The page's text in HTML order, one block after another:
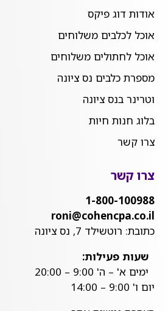
אודות דוג פיקס
אוכל לכלבים משלוחים
אוכל לחתולים משלוחים
מספרת כלבים נס ציונה
וטרינר בנס ציונה
בלוג חנות חיות
צרו קשר
צרו קשר
1-800-100988
roni@cohencpa.co.il
כתובת: רוטשילד 7, נס ציונה
שעות פעילות:
ימים א' – ה' 9:00 – 20:00
יום ו' 9:00 – 14:00